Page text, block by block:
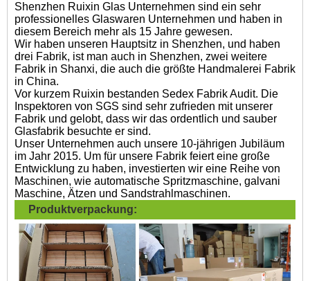
Shenzhen Ruixin Glas Unternehmen sind ein sehr
professionelles Glaswaren Unternehmen und haben in
diesem Bereich mehr als 15 Jahre gewesen.
Wir haben unseren Hauptsitz in Shenzhen, und haben
drei Fabrik, ist man auch in Shenzhen, zwei weitere
Fabrik in Shanxi, die auch die größte Handmalerei Fabrik
in China.
Vor kurzem Ruixin bestanden Sedex Fabrik Audit. Die
Inspektoren von SGS sind sehr zufrieden mit unserer
Fabrik und gelobt, dass wir das ordentlich und sauber
Glasfabrik besuchte er sind.
Unser Unternehmen auch unsere 10-jährigen Jubiläum
im Jahr 2015. Um für unsere Fabrik feiert eine große
Entwicklung zu haben, investierten wir eine Reihe von
Maschinen, wie automatische Spritzmaschine, galvani
Maschine, Ätzen und Sandstrahlmaschinen.
Produktverpackung: